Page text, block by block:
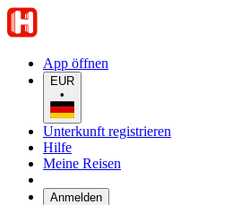
App öffnen
EUR
•
Unterkunft registrieren
Hilfe
Meine Reisen
Anmelden